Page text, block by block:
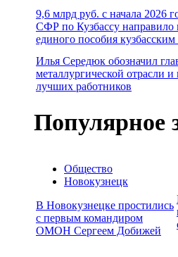
9,6 млрд руб. с начала 2026
СФР по Кузбассу направило
единого пособия
Илья Середюк обозначил
металлургической отрасли и
лучших работников
Популярное
Общество
Новокузнецк
В Новокузнецке простились
с первым командиром
ОМОН Сергеем Добижей